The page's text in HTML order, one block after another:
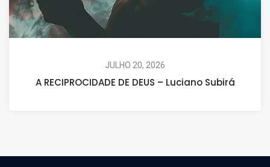
JULHO 20, 2026
A RECIPROCIDADE DE DEUS – Luciano Subirá